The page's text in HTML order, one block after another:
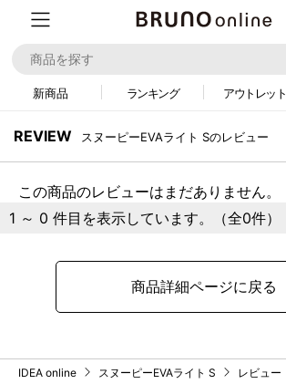
新商品 ランキング アウトレット
REVIEW スヌーピーEVAライト Sのレビュー
この商品のレビューはまだありません。
1 ～ 0 件目を表示しています。（全0件）
商品詳細ページに戻る
IDEA online スヌーピーEVAライト S レビュー